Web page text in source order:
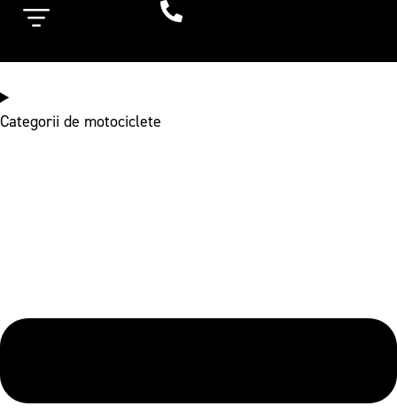
Categorii de motociclete